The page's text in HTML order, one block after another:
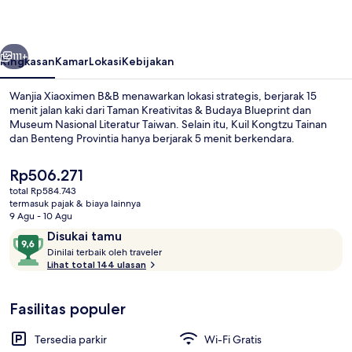
Berikutnya
111+
RingkasanKamarLokasiKebijakan
Wanjia Xiaoximen B&B menawarkan lokasi strategis, berjarak 15
menit jalan kaki dari Taman Kreativitas & Budaya Blueprint dan
Museum Nasional Literatur Taiwan. Selain itu, Kuil Kongtzu Tainan
dan Benteng Provintia hanya berjarak 5 menit berkendara.
Harga
saat
ini
Rp506.271
Rp506.271
total Rp584.743
termasuk pajak & biaya lainnya
9 Agu - 10 Agu
Ulasan Disukai tamu
9,6
dari
10,
tamu
Dinilai terbaik oleh traveler
Lihat total 144 ulasan
Fasilitas populer
Tersedia parkir
Wi-Fi Gratis